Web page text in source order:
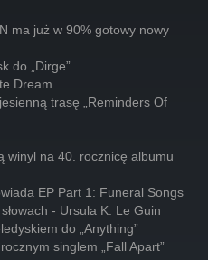
ma już w 90% gotowy nowy
do „Dirge”
Dream
trasę „Reminders Of
winyl na 40. rocznicę albumu
EP Part 1: Funeral Songs
- Ursula K. Le Guin
do „Anything”
singlem „Fall Apart”